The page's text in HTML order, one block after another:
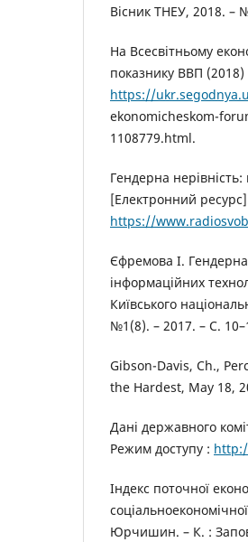
Вісник ТНЕУ, 2018. –
На Всесвітньому
показнику ВВП
https://
ekonomicheskom-
1108779.html.
Гендерна
[Електронний
https://
Єфремова І. Гендерна
інформаційних
Київського
№1(8). – 2017. – С.
Gibson-Davis, Ch.,
the Hardest, May 18,
Дані державного
Режим доступу :
Індекс поточної
Юрчишин. – К. :